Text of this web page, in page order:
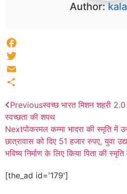
Author:
Facebook
Twitter
Email
Previousस्वच्छ भारत मिशन शहरी
स्वच्छता की शपथ
Nextपोकरमल कम्मा भादरा की स्मृति में
छात्रावास को दिए 51 हजार रुपए, युवा
भविष्य निर्माण के लिए किया पिता की
[the_ad id='179']